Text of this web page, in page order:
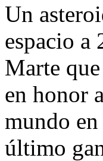
Un
espacio a
Marte
en honor
mundo
último